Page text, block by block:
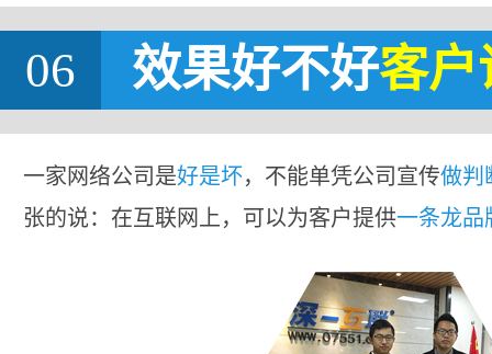
06 效果好不好客户
一家网络公司是好是坏，不能单凭公司宣传做判
张的说：在互联网上，可以为客户提供一条龙品